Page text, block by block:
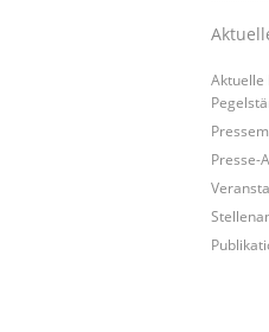
Aktuelle
Presse-